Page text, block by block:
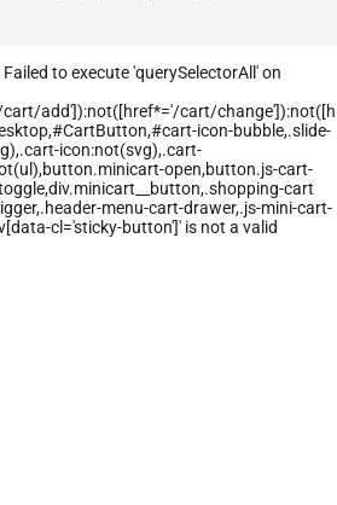
Failed to execute 'querySelectorAll' on
add']):not([href*='/cart/
icon-bubble,.slide-
icon:not(svg),.cart-
open,button.js-cart-
cart
menu-cart-drawer,.js-mini-cart-
cl='sticky-button']' is not a valid